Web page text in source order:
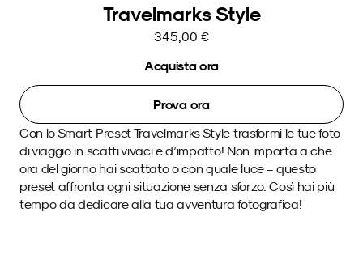
Travelmarks Style
345,00 €
Acquista ora
Prova ora
Con lo Smart Preset Travelmarks Style trasformi le tue foto
di viaggio in scatti vivaci e d’impatto! Non importa a che
ora del giorno hai scattato o con quale luce – questo
preset affronta ogni situazione senza sforzo. Così hai più
tempo da dedicare alla tua avventura fotografica!